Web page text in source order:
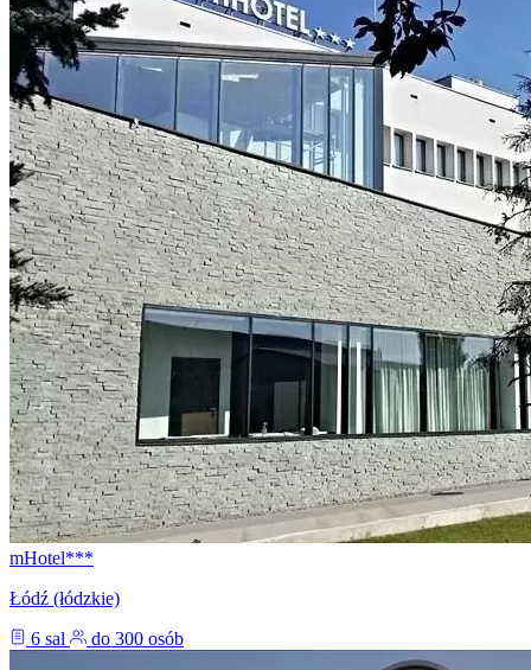
mHotel***
Łódź (łódzkie)
6 sal
do 300 osób